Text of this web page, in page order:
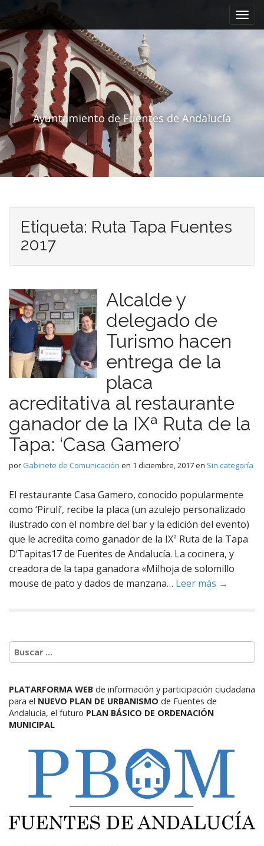
Menú principal
Saltar al contenido
Ayuntamiento de Fuentes de Andalucía
Etiqueta: Ruta Tapa Fuentes
2017
Alcalde y
delegado de
Turismo hacen
entrega de la
placa
acreditativa al restaurante
ganador de la IXª Ruta de la
Tapa: ‘Casa Gamero’
por Gabinete de Comunicación en 1 diciembre, 2017en Sin categoría
El restaurante Casa Gamero, conocido popularmente
como ‘Pirulí’, recibe la placa (un azulejo personalizado
ilustrado con el nombre del bar y la edición del evento)
que le acredita como ganador de la IXª Ruta de la Tapa
D’Tapitas17 de Fuentes de Andalucía. La cocinera, y
creadora de la tapa ganadora «Milhoja de solomillo
mouse de pato y dados de manzana… Leer más →
PLATARFORMA WEB de información y participación ciudadana
para el NUEVO PLAN DE URBANISMO de Fuentes de
Andalucía, el futuro PLAN BÁSICO DE ORDENACIÓN
MUNICIPAL